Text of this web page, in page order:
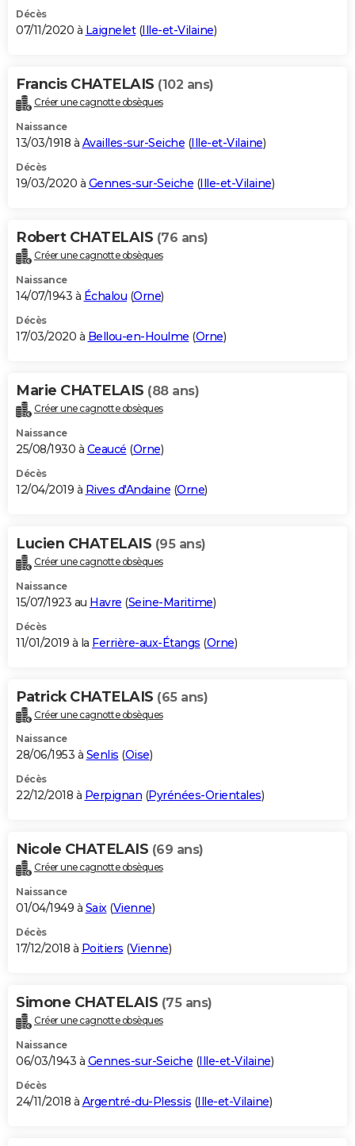
Décès
07/11/2020 à Laignelet(Ille-et-Vilaine)
Francis CHATELAIS (102 ans)
Créer une cagnotte obsèques
Naissance
13/03/1918 à Availles-sur-Seiche (Ille-et-Vilaine)
Décès
19/03/2020 à Gennes-sur-Seiche (Ille-et-Vilaine)
Robert CHATELAIS (76 ans)
Créer une cagnotte obsèques
Naissance
14/07/1943 à Échalou (Orne)
Décès
17/03/2020 à Bellou-en-Houlme (Orne)
Marie CHATELAIS (88 ans)
Créer une cagnotte obsèques
Naissance
25/08/1930 à Ceaucé (Orne)
Décès
12/04/2019 à Rives d'Andaine (Orne)
Lucien CHATELAIS (95 ans)
Créer une cagnotte obsèques
Naissance
15/07/1923 au Havre (Seine-Maritime)
Décès
11/01/2019 à la Ferrière-aux-Étangs (Orne)
Patrick CHATELAIS (65 ans)
Créer une cagnotte obsèques
Naissance
28/06/1953 à Senlis (Oise)
Décès
22/12/2018 à Perpignan (Pyrénées-Orientales)
Nicole CHATELAIS (69 ans)
Créer une cagnotte obsèques
Naissance
01/04/1949 à Saix(Vienne)
Décès
17/12/2018 à Poitiers (Vienne)
Simone CHATELAIS (75 ans)
Créer une cagnotte obsèques
Naissance
06/03/1943 à Gennes-sur-Seiche (Ille-et-Vilaine)
Décès
24/11/2018 à Argentré-du-Plessis (Ille-et-Vilaine)